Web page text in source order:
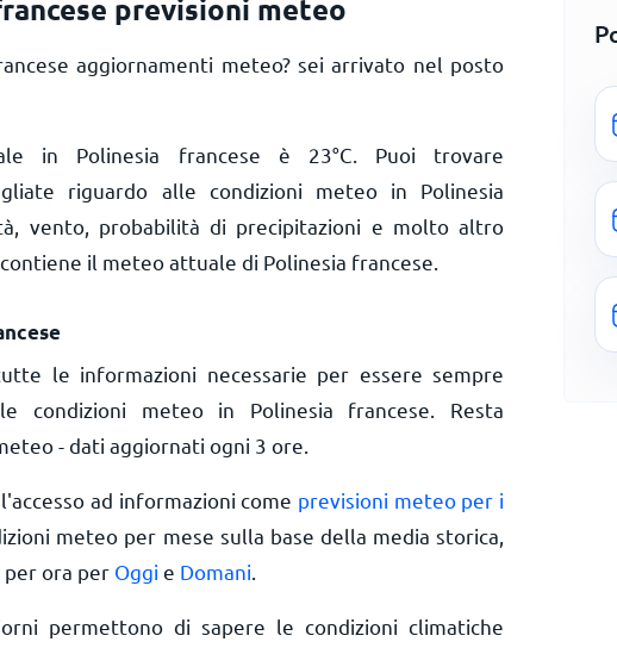
previsioni meteo
aggiornamenti meteo? sei arrivato nel posto
in Polinesia francese è 23°C . Puoi trovare
riguardo alle condizioni meteo in Polinesia
vento, probabilità di precipitazioni e molto altro
il meteo attuale di Polinesia francese.
le informazioni necessarie per essere sempre
condizioni meteo in Polinesia francese. Resta
- dati aggiornati ogni 3 ore.
ad informazioni come previsioni meteo per i
meteo per mese sulla base della media storica,
ora per Oggi e Domani
permettono di sapere le condizioni climatiche